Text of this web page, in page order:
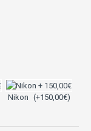
Nikon (+150,00€)